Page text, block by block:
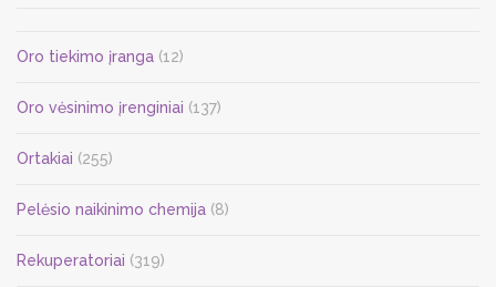
Oro tiekimo įranga (12)
Oro vėsinimo įrenginiai (137)
Ortakiai (255)
Pelėsio naikinimo chemija (8)
Rekuperatoriai (319)